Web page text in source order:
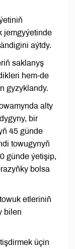
jemgyýetinde
aýtdy.
saklanyş
hem-de
gyzyklandy.
alty
bir
45 günde
towugynyň
günde ýetişip,
bolsa
etleriniň
bilen
üçin